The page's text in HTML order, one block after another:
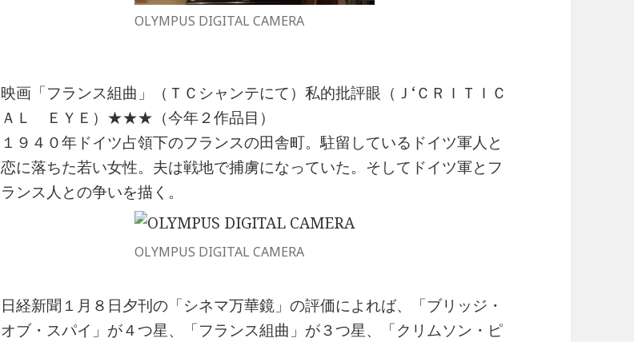
OLYMPUS DIGITAL CAMERA
映画「フランス組曲」（ＴＣシャンテにて）私的批評眼（Ｊ‘ＣＲＩＴＩＣ
ＡＬ ＥＹＥ）★★★（今年２作品目）
１９４０年ドイツ占領下のフランスの田舎町。駐留しているドイツ軍人と
恋に落ちた若い女性。夫は戦地で捕虜になっていた。そしてドイツ軍とフ
ランス人との争いを描く。
OLYMPUS DIGITAL CAMERA
日経新聞１月８日夕刊の「シネマ万華鏡」の評価によれば、「ブリッジ・
オブ・スパイ」が４つ星、「フランス組曲」が３つ星、「クリムソン・ピ